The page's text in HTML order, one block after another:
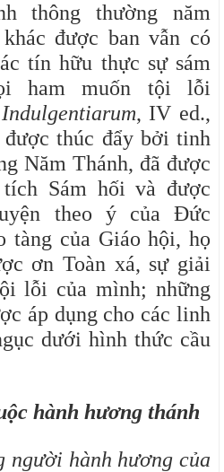
thông thường năm
được ban vẫn có
tín hữu thực sự sám
ham muốn tội lỗi
, IV ed.,
thúc đẩy bởi tinh
Năm Thánh, đã được
Sám hối và được
theo ý của Đức
tàng của Giáo hội, họ
ơn Toàn xá, sự giải
lỗi của mình; những
áp dụng cho các linh
dưới hình thức cầu
hành hương thánh
người hành hương của